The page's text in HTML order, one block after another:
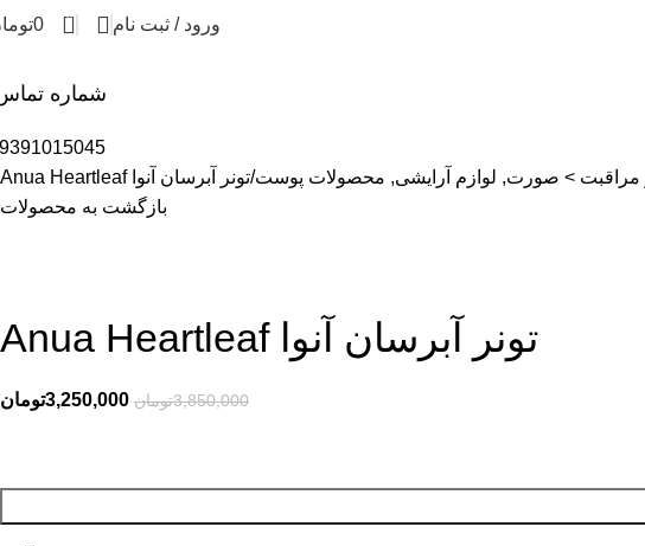
ورود / ثبت نام 0
0
شماره
مراقبت > صورت, لوازم آرایشی, محصولات پوست تونر آبرسان آنوا Anua Heartleaf
بازگشت به محصولات
تونر آبرسان آنوا Anua Heartleaf
3,850,000تومان 3,250,000تومان